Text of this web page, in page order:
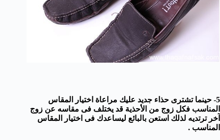
5- حينما تشترى حذاء جديد عليك مراعاة اختيار المقاس
المناسب فكل زوج من الأحذية قد يختلف فى مقاسه عن زوج
آخر ترتديه لذلك استعن بالبائع ليساعدك فى اختيار المقاس
المناسب .